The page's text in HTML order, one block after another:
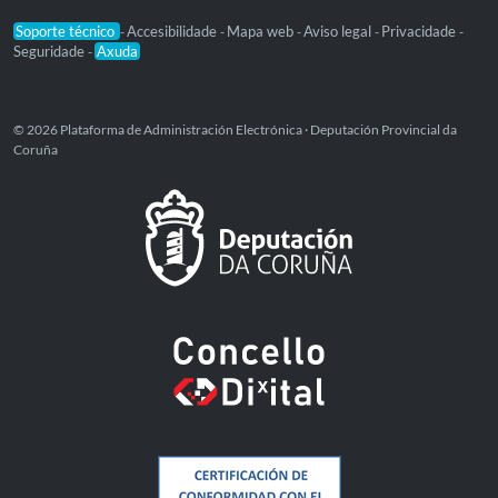
Soporte técnico -Accesibilidade - Mapa web -Aviso legal - Privacidade -
Seguridade - Axuda
© 2026 Plataforma de Administración Electrónica · Deputación Provincial da
Coruña